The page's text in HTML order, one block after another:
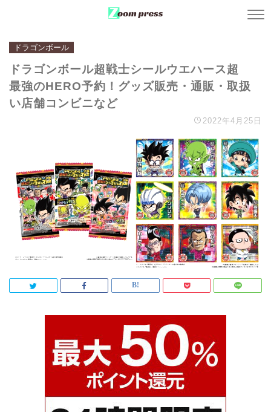
ドラゴンボール
ドラゴンボール超戦士シールウエハース超
最強のHERO予約！グッズ販売・通販・取扱
い店舗コンビニなど
2022年4月25日